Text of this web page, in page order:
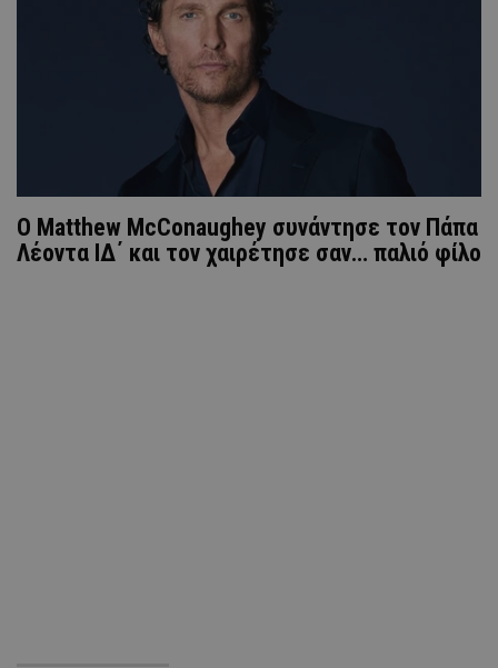
Ο Matthew McConaughey συνάντησε τον Πάπα
Λέοντα ΙΔ΄ και τον χαιρέτησε σαν… παλιό φίλο